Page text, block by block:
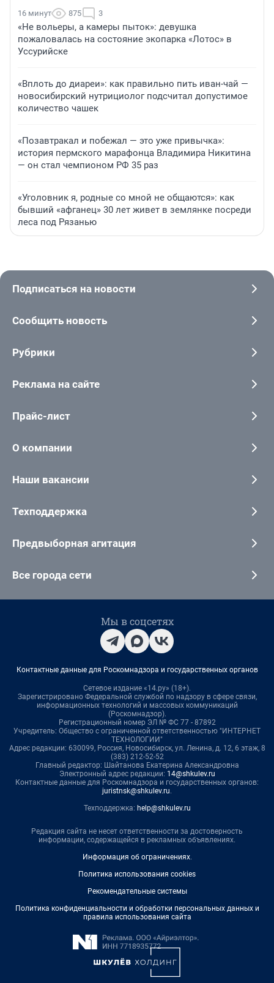
16 минут 875 3
«Не вольеры, а камеры пыток»: девушка
пожаловалась на состояние экопарка «Лотос» в
Уссурийске
«Вплоть до диареи»: как правильно пить иван-чай —
новосибирский нутрициолог подсчитал допустимое
количество чашек
«Позавтракал и побежал — это уже привычка»:
история пермского марафонца Владимира Никитина
— он стал чемпионом РФ 35 раз
«Уголовник я, родные со мной не общаются»: как
бывший «афганец» 30 лет живет в землянке посреди
леса под Рязанью
Подписаться на новости
Сообщить новость
Рубрики
Реклама на сайте
Прайс-лист
О компании
Наши вакансии
Техподдержка
Предвыборная агитация
Все города сети
Мы в соцсетях
Контактные данные для Роскомнадзора и государственных органов
Сетевое издание «14.ру» (18+).
Зарегистрировано Федеральной службой по надзору в сфере связи,
информационных технологий и массовых коммуникаций
(Роскомнадзор).
Регистрационный номер ЭЛ № ФС 77 - 87892
Учредитель: Общество с ограниченной ответственностью "ИНТЕРНЕТ
ТЕХНОЛОГИИ"
Адрес редакции: 630099, Россия, Новосибирск, ул. Ленина, д. 12, 6 этаж, 8
(383) 212-52-52
Главный редактор: Шайтанова Екатерина Александровна
Электронный адрес редакции: 14@shkulev.ru
Контактные данные для Роскомнадзора и государственных органов:
juristnsk@shkulev.ru.
Техподдержка: help@shkulev.ru
Редакция сайта не несет ответственности за достоверность
информации, содержащейся в рекламных объявлениях.
Информация об ограничениях.
Политика использования cookies
Рекомендательные системы
Политика конфиденциальности и обработки персональных данных и
правила использования сайта